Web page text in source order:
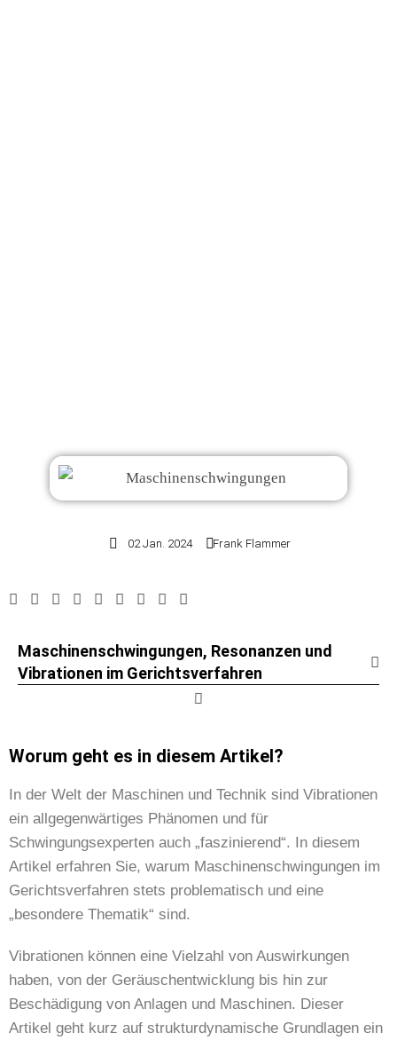
02 Jan. 2024 Frank Flammer
Maschinenschwingungen, Resonanzen und
Vibrationen im Gerichtsverfahren
Worum geht es in diesem Artikel?
In der Welt der Maschinen und Technik sind Vibrationen
ein allgegenwärtiges Phänomen und für
Schwingungsexperten auch „faszinierend“. In diesem
Artikel erfahren Sie, warum Maschinenschwingungen im
Gerichtsverfahren stets problematisch und eine
„besondere Thematik“ sind.
Vibrationen können eine Vielzahl von Auswirkungen
haben, von der Geräuschentwicklung bis hin zur
Beschädigung von Anlagen und Maschinen. Dieser
Artikel geht kurz auf strukturdynamische Grundlagen ein